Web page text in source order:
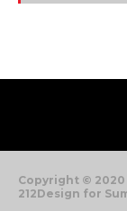
Copyright ©
212Design for